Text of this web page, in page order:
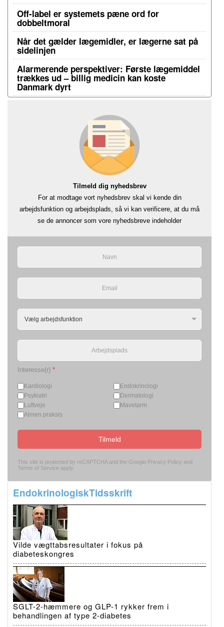
Off-label er systemets pæne ord for
dobbeltmoral
Når det gælder lægemidler, er lægerne sat på
sidelinjen
Alarmerende perspektiver: Første lægemiddel
trækkes ud – billig medicin kan koste
Danmark dyrt
Tilmeld dig nyhedsbrev
For at modtage vort nyhedsbrev skal vi kende din
arbejdsfunktion og arbejdsplads, så vi kan verificere, at du må
se de annoncer som vore nyhedsbreve indeholder
Interesse(r) *
Kardiologi
Endokrinologi
Psykiatri
Dermatologi
Luftveje
Mavetarm
Almen praksis
Tilmeld
This site is protected by reCAPTCHA and the Google Privacy Policy and
Terms of Service apply.
EndokrinologiskTidsskrift
Vilde vægttabsresultater i fokus på
diabeteskongres
SGLT-2-hæmmere og GLP-1 rykker frem i
behandlingen af type 2-diabetes